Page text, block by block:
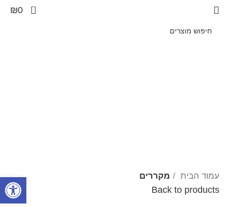
0
₪0
עמוד הבית מקררים
Back to products פתח